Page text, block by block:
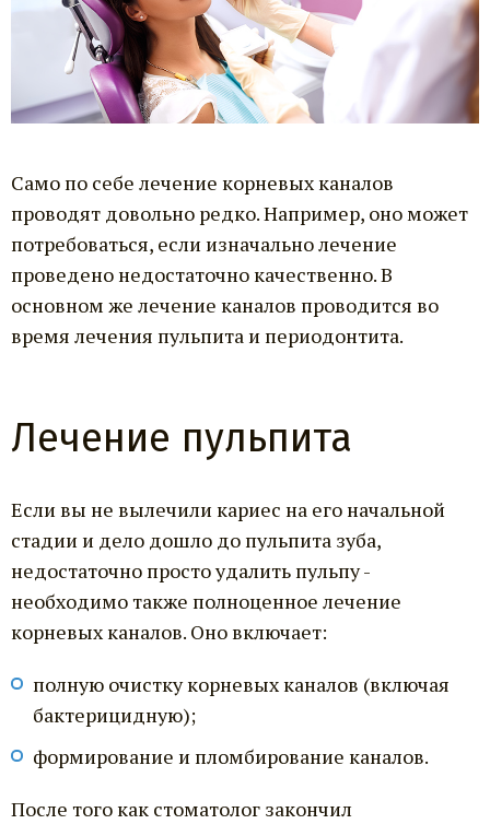
Само по себе лечение корневых каналов
проводят довольно редко. Например, оно может
потребоваться, если изначально лечение
проведено недостаточно качественно. В
основном же лечение каналов проводится во
время лечения пульпита и периодонтита.
Лечение пульпита
Если вы не вылечили кариес на его начальной
стадии и дело дошло до пульпита зуба,
недостаточно просто удалить пульпу -
необходимо также полноценное лечение
корневых каналов. Оно включает:
полную очистку корневых каналов (включая
бактерицидную);
формирование и пломбирование каналов.
После того как стоматолог закончил